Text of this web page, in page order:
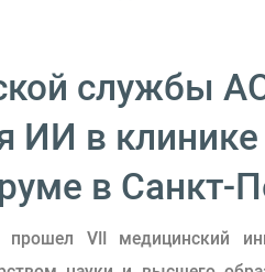
службы
в клинике
в Санкт-
VII медицинский